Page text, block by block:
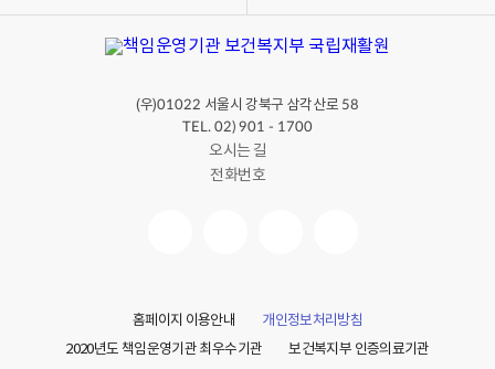
(우)01022 서울시 강북구 삼각산로 58
TEL. 02) 901 - 1700
오시는 길
전화번호
홈페이지 이용안내
개인정보처리방침
2020년도 책임운영기관 최우수기관
보건복지부 인증의료기관